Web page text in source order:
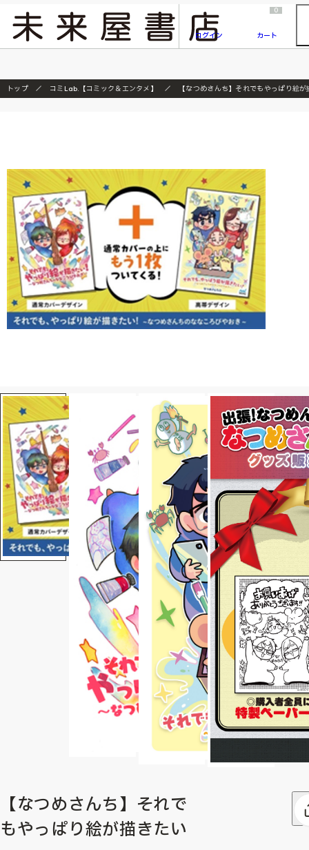
『ONE PIECE magazine 021 ONE PIECEカード付き同梱版』発売延期のご案内
ログイン
0
カート
トップ コミLab.【コミック＆エンタメ】 【なつめさんち】それでもやっぱり絵
【なつめさんち】それで
もやっぱり絵が描きたい